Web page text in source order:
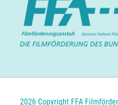
2026 Copyright FFA